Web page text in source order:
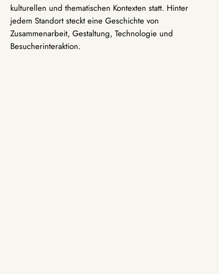
kulturellen und thematischen Kontexten statt. Hinter
jedem Standort steckt eine Geschichte von
Zusammenarbeit, Gestaltung, Technologie und
Besucherinteraktion.